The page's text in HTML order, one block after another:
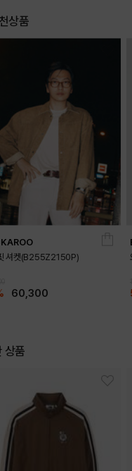
상품
셔켓(B255Z2150P)
60,300
상품